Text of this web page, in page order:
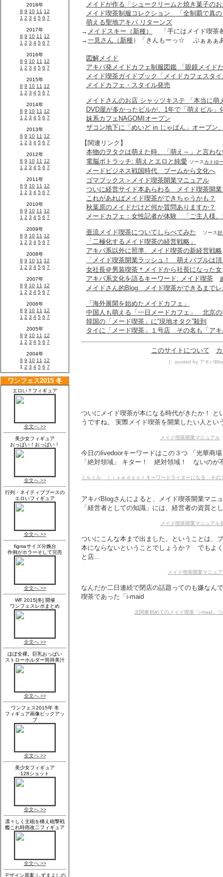
メイドが作る「シュークリームと焼き菓子の
メイド喫茶制服コレクション 「全制覇で真
萌える聖地アキバ リターンズ
→ メイドスキー（新種）
「手にはメイド喫茶
→一見さん（新種）「きんもーっ☆ ぶぁぁぁ
図解メイド
アキバ発メイドカフェ制服図鑑 「眼鏡メイド
メイド喫茶ガイドブック「メイドカフェスタ
メイドカフェ・スタイル発売
メイドさんのお店 シャッツキステ 「本当に
DVD屋が多かったビルが、1年で「萌えビル」
妹系カフェNAGOMIオープン
ザコン地下に「めいど in じゃぱん」オープン
【関連リンク】
本物のヲタクは萌えた時、「萌え～」と言わ
電脳ポトラッチ: 萌えとエロと純愛 ソース カトゆ
メードビジネス戦国時代 ブームから文化へ
ゴマブックス＞メイド喫茶開業マニュアル
ついに経営サイド本あらわる メイド喫茶開
これがあればメイド喫茶ができちゃうかも？
秋葉原のメイドだけど何か質問ありますか？
メードカフェ：女性記者が体験 「ご主人様
亜流メイド喫茶についてしらべてみた ソース
「二極化するメイド喫茶の経営戦略」
アキバ系以外に照準、メイド喫茶の新経営戦略
「メイド喫茶開業ラッシュ！ 萌えバブルは
女社長＠男装喫茶＊メイドから社長になった女
アキバ系文化を語るキーワード: メイド喫茶
メイドさん的Blog メイド喫茶ができるまでレ
「海外展開を始めたメイドカフェ」
中国人も萌える「一日メードカフェ」 北京の
韓国の「メード喫茶」に“現地オタク”殺到
タイに「メード喫茶」１号店 その名も「アキ
このサイトについて
| posted by アキバ
ついにメイド喫茶が本になる時代がきたか！ と
うですね。 実際メイド喫茶を開業したい人と
メイド喫茶開業マニュアル
今日のlivedoorキーワードはこの３つ 「光華
「絶対領域」 キター！ 絶対領域！ ないのが
ミルミル ｌｉｖｅｄｏｏｒキーワードライターになる その
アキバBlogさんによると、メイド喫茶開業マニ
「経営者としての知識」には、経営者の資質と
メイド喫茶開業マニュアル
ついにこんな本まで出ました。ということは、
本にならないということでしょうか？ でもよ
と店...
メイド喫茶開業マニュ
なんだか二日連続で閉店の話題ってのも嫌なん
喫茶であった「i-maid
北関東初めてのメイド喫茶「i-maid」